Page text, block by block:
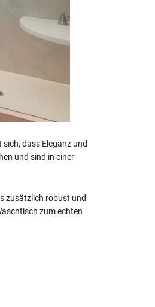
dass Eleganz und
und sind in einer
zusätzlich robust und
zum echten